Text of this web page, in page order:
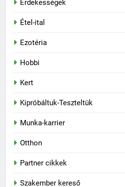
Érdekességek
Étel-ital
Ezotéria
Hobbi
Kert
Kipróbáltuk-Teszteltük
Munka-karrier
Otthon
Partner cikkek
Szakember kereső